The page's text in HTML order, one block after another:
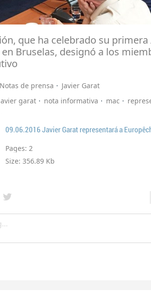
que ha celebrado su
Bruselas, designó a los
Notas de prensa
Javier Garat
garat nota informativa mac
Pages: 2
Size: 356.89 Kb